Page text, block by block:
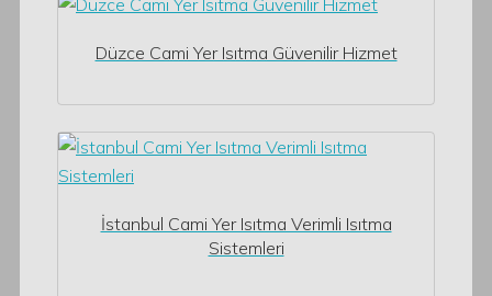
Düzce Cami Yer Isıtma Güvenilir Hizmet
İstanbul Cami Yer Isıtma Verimli Isıtma
Sistemleri